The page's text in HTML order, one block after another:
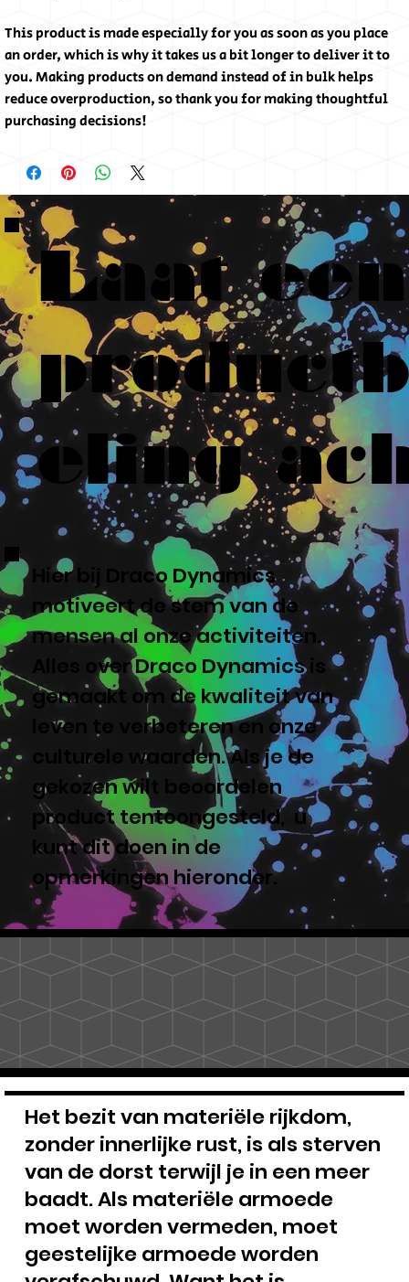
This product is made especially for you as soon as you place
an order, which is why it takes us a bit longer to deliver it to
you. Making products on demand instead of in bulk helps
reduce overproduction, so thank you for making thoughtful
purchasing decisions!
Het bezit van materiële rijkdom,
zonder innerlijke rust, is als sterven
van de dorst terwijl je in een meer
baadt. Als materiële armoede
moet worden vermeden, moet
geestelijke armoede worden
Laat een
eling
Hier bij Draco Dynamics
motiveert de stem van de
mensen al onze activiteiten.
Alles over Draco Dynamics is
gemaakt om de kwaliteit van
leven te verbeteren en onze
culturele waarden. Als je de
gekozen wilt beoordelen
product tentoongesteld, u
kunt dit doen in de
opmerkingen hieronder.